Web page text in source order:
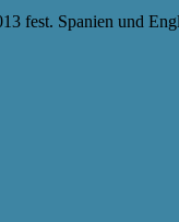
fest. Spanien und